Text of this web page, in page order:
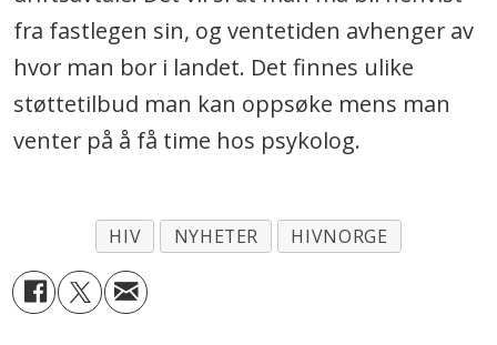
fra fastlegen sin, og ventetiden avhenger av
hvor man bor i landet. Det finnes ulike
støttetilbud man kan oppsøke mens man
venter på å få time hos psykolog.
HIV NYHETER HIVNORGE